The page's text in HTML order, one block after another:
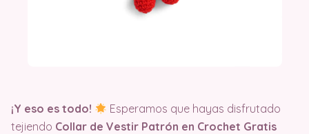
¡Y eso es todo!
Esperamos que hayas disfrutado
tejiendo Collar de Vestir Patrón en Crochet Gratis